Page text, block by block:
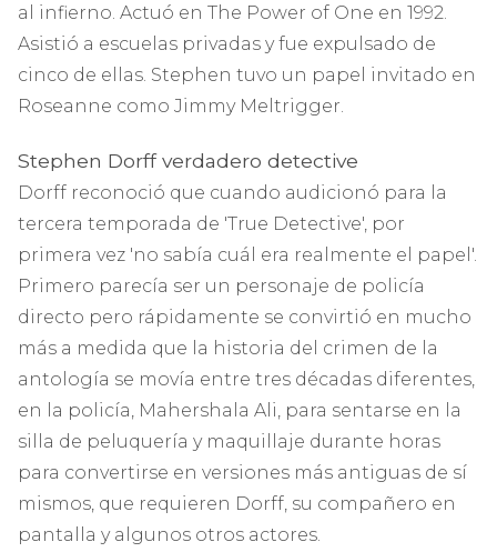
al infierno. Actuó en The Power of One en 1992.
Asistió a escuelas privadas y fue expulsado de
cinco de ellas. Stephen tuvo un papel invitado en
Roseanne como Jimmy Meltrigger.
Stephen Dorff verdadero detective
Dorff reconoció que cuando audicionó para la
tercera temporada de 'True Detective', por
primera vez 'no sabía cuál era realmente el papel'.
Primero parecía ser un personaje de policía
directo pero rápidamente se convirtió en mucho
más a medida que la historia del crimen de la
antología se movía entre tres décadas diferentes,
en la policía, Mahershala Ali, para sentarse en la
silla de peluquería y maquillaje durante horas
para convertirse en versiones más antiguas de sí
mismos, que requieren Dorff, su compañero en
pantalla y algunos otros actores.